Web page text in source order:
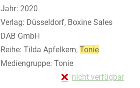
Suche nach diesem Verfasser
Jahr: 2020
Verlag: Düsseldorf, Boxine Sales
DAB GmbH
Reihe: Tilda Apfelkern, Tonie
Mediengruppe: Tonie
nicht verfügbar
Exemplar-Details